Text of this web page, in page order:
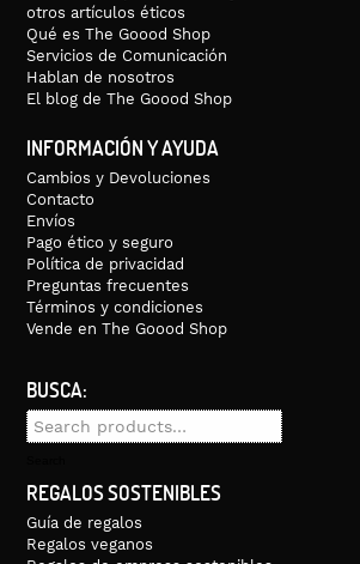
otros artículos éticos
Qué es The Goood Shop
Servicios de Comunicación
Hablan de nosotros
El blog de The Goood Shop
INFORMACIÓN Y AYUDA
Cambios y Devoluciones
Contacto
Envíos
Pago ético y seguro
Política de privacidad
Preguntas frecuentes
Términos y condiciones
Vende en The Goood Shop
BUSCA:
Search
REGALOS SOSTENIBLES
Guía de regalos
Regalos veganos